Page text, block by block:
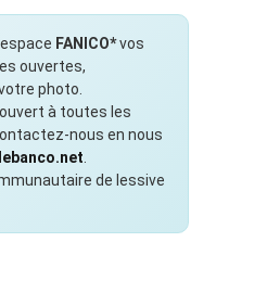
FANICO*vos
ouvertes,
photo.
à toutes les
nous en nous
de lessive